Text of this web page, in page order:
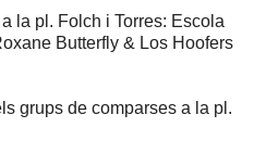
la pl. Folch i Torres: Escola
Butterfly & Los Hoofers
grups de comparses a la pl.